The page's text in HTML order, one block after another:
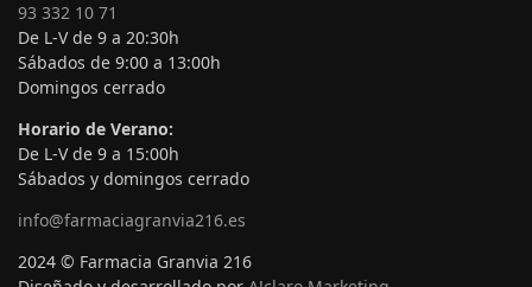
93 332 10 71
De L-V de 9 a 20:30h
Sábados de 9:00 a 13:00h
Domingos cerrado
Horario de Verano:
De L-V de 9 a 15:00h
Sábados y domingos cerrado
info@farmaciagranvia216.es
2024 © Farmacia Granvia 216